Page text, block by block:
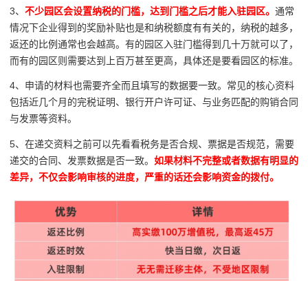
3、 不少园区会设置纳税的门槛，达到门槛之后才能入驻园区。 通常
情况下企业得到的奖励补贴也是和纳税额度有有关的，纳税的越多，
返还的比例通常也会越高。有的园区入驻门槛得到几十万就可以了，
而有的园区则需要达到上百万甚至更高，具体还是要看园区的标准。
4、申请的材料也需要齐全而且填写的数据要一致。常见的核心资料
包括近几个月的完税证明、银行开户许可证、与业务匹配的购销合同
与发票等资料。
5、在递交资料之前可以先看看税务是否合规、票据是否规范，需要
递交的合同、发票数据是否一致。 如果材料不完整或者数据有明显的
差异，不仅会影响审核的进度，严重的话还会影响资金的拨付。